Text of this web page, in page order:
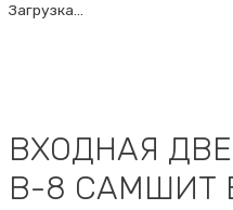
Загрузка...
ВХОДНАЯ
В-8 САМШИТ